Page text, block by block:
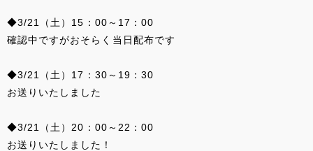
◆3/21（土）15：00～17：00
確認中ですがおそらく当日配布です
◆3/21（土）17：30～19：30
お送りいたしました
◆3/21（土）20：00～22：00
お送りいたしました！